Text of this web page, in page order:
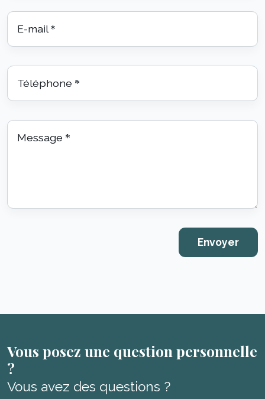
E-mail *
Téléphone *
Message *
Vous posez une question personnelle
?
Vous avez des questions ?